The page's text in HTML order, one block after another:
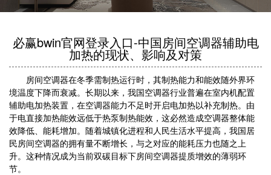
必赢bwin官网登录入口-中国房间空调器辅助电
加热的现状、影响及对策
房间空调器在冬季需制热运行时，其制热能力和能效随外界环
境温度下降而衰减。长期以来，我国空调器行业普遍在室内机配置
辅助电加热装置，在空调器能力不足时开启电加热以补充制热。由
于电直接加热能效远低于热泵制热能效，这必然造成空调器整体能
效降低、能耗增加。随着城镇化进程和人民生活水平提高，我国居
民房间空调器的拥有量不断增长，与之对应的能耗压力也随之上
升。这种情况成为当前双碳目标下房间空调器提质增效的薄弱环
节。